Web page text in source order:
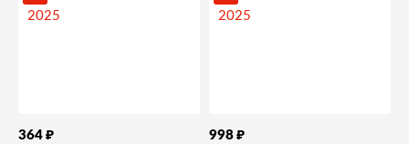
364 ₽ 998 ₽